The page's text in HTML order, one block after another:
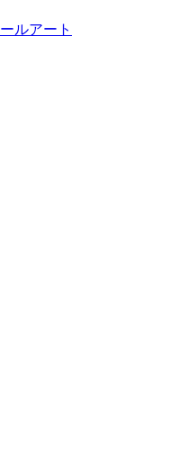
ルアート